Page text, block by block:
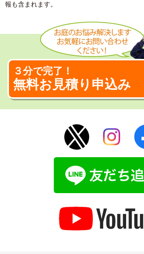
報も含まれます。
３分で完了！
無料お見積り申込み